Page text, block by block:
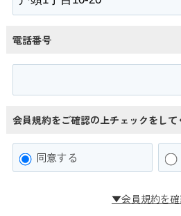
電話番号
会員規約をご確認の上チェックをして
同意する
▼会員規約を